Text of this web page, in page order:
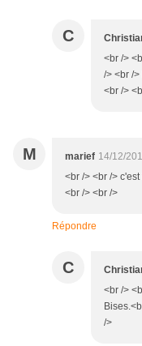
C
<br />
/> <br /
<br />
M marief 14/12/
<br /> <br />
<br /> <br />
Répondre
C
<br />
/>